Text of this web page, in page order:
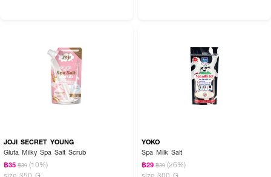
JOJI SECRET YOUNG
Gluta Milky Spa Salt Scrub
฿35 ฿39 (10%)
size 350 G
YOKO
Spa Milk Salt
฿29 ฿39 (26%)
size 300 G